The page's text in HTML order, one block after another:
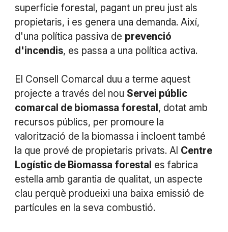
superfície forestal, pagant un preu just als
propietaris, i es genera una demanda. Així,
d'una política passiva de prevenció
d'incendis, es passa a una política activa.
El Consell Comarcal duu a terme aquest
projecte a través del nou Servei públic
comarcal de biomassa forestal , dotat amb
recursos públics, per promoure la
valorització de la biomassa i incloent també
la que prové de propietaris privats. Al Centre
Logístic de Biomassa forestal es fabrica
estella amb garantia de qualitat, un aspecte
clau perquè produeixi una baixa emissió de
partícules en la seva combustió.